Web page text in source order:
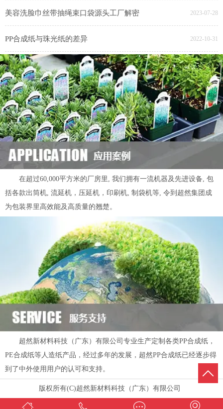
美容洗脸巾丝带抽绳束口袋源头工厂解密 2023-07-28
PP合成纸与珠光纸的差异 2022-10-31
在超过60,000平方米的厂房里, 我们拥有一流机器及先进设备, 包
括各款出筒机, 流延机，压延机，印刷机, 制袋机等, 令到超然集团成
为包装界里高效能及高质量的翘楚。
超然新材料科技（广东）有限公司专业生产定制各类PP合成纸，
PE合成纸等人造纸产品，经过多年的发展，超然PP合成纸已经逐步得
到了中外使用用户的认可和支持。
版权所有(C)超然新材料科技（广东）有限公司